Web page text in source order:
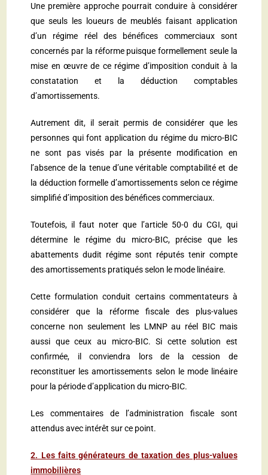
Une première approche pourrait conduire à considérer
que seuls les loueurs de meublés faisant application
d’un régime réel des bénéfices commerciaux sont
concernés par la réforme puisque formellement seule la
mise en œuvre de ce régime d’imposition conduit à la
constatation et la déduction comptables
d’amortissements.
Autrement dit, il serait permis de considérer que les
personnes qui font application du régime du micro-BIC
ne sont pas visés par la présente modification en
l’absence de la tenue d’une véritable comptabilité et de
la déduction formelle d’amortissements selon ce régime
simplifié d’imposition des bénéfices commerciaux.
Toutefois, il faut noter que l’article 50-0 du CGI, qui
détermine le régime du micro-BIC, précise que les
abattements dudit régime sont réputés tenir compte
des amortissements pratiqués selon le mode linéaire.
Cette formulation conduit certains commentateurs à
considérer que la réforme fiscale des plus-values
concerne non seulement les LMNP au réel BIC mais
aussi que ceux au micro-BIC. Si cette solution est
confirmée, il conviendra lors de la cession de
reconstituer les amortissements selon le mode linéaire
pour la période d’application du micro-BIC.
Les commentaires de l’administration fiscale sont
attendus avec intérêt sur ce point.
2. Les faits générateurs de taxation des plus-values
immobilières